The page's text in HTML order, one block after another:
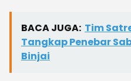
BACA JUGA: Tim
Tangkap Penebar
Binjai